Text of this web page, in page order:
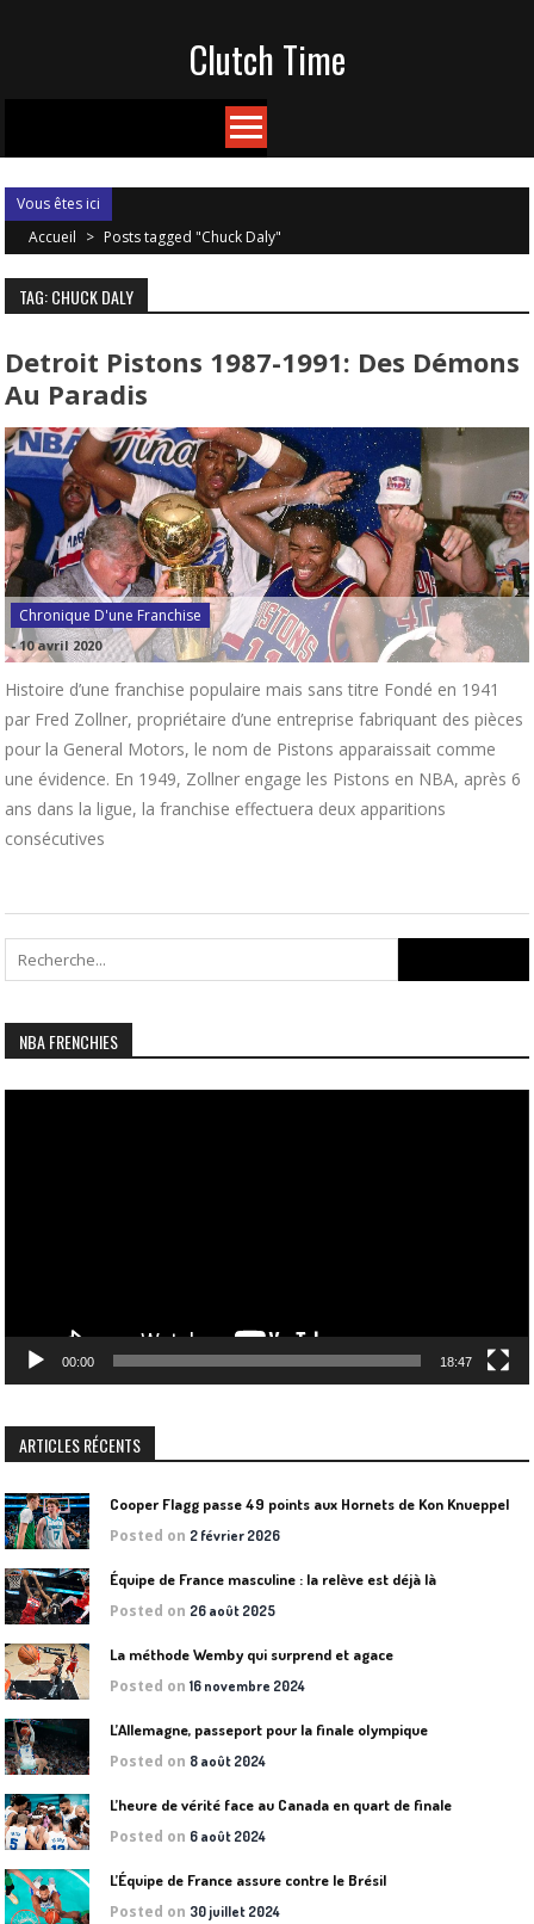
Clutch Time
Vous êtes ici
Accueil > Posts tagged "Chuck Daly"
TAG: CHUCK DALY
Detroit Pistons 1987-1991: Des Démons
Au Paradis
Chronique D'une Franchise
-10 avril 2020
Histoire d’une franchise populaire mais sans titre Fondé en 1941
par Fred Zollner, propriétaire d’une entreprise fabriquant des pièces
pour la General Motors, le nom de Pistons apparaissait comme
une évidence. En 1949, Zollner engage les Pistons en NBA, après 6
ans dans la ligue, la franchise effectuera deux apparitions
consécutives
for:
NBA FRENCHIES
00:00 18:47
ARTICLES RÉCENTS
Cooper Flagg passe 49 points aux Hornets de Kon Knueppel
Posted on 2 février 2026
Équipe de France masculine : la relève est déjà là
Posted on 26 août 2025
La méthode Wemby qui surprend et agace
Posted on16 novembre 2024
L’Allemagne, passeport pour la finale olympique
Posted on 8 août 2024
L’heure de vérité face au Canada en quart de finale
Posted on 6 août 2024
L’Équipe de France assure contre le Brésil
Posted on 30 juillet 2024